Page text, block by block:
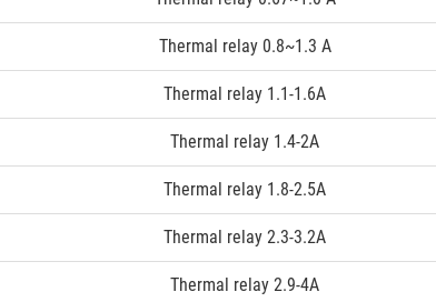
Thermal relay 0.8~1.3 A
Thermal relay 1.1-1.6A
Thermal relay 1.4-2A
Thermal relay 1.8-2.5A
Thermal relay 2.3-3.2A
Thermal relay 2.9-4A